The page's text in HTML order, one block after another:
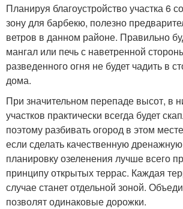
Планируя благоустройство участка 6
зону для барбекю, полезно
ветров в данном районе. Правильно
мангал или печь с наветренной
разведенного огня не будет чадить в
дома.
При значительном перепаде высот, в
участков практически всегда будет
поэтому разбивать огород в этом
если сделать качественную
планировку озеленения лучше всего
принципу открытых террас. Каждая
случае станет отдельной зоной.
позволят одинаковые дорожки.